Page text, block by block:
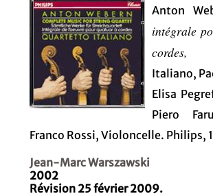
Anton
intégrale
Italiano,
Elisa
Piero
Franco Rossi, Violoncelle. Philips,
Jean-Marc Warszawski
2002
Révision 25 février 2009.